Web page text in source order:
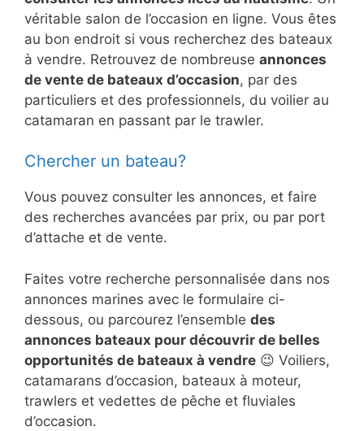
véritable salon de l’occasion en ligne. Vous êtes
au bon endroit si vous recherchez des bateaux
à vendre. Retrouvez de nombreuse annonces
de vente de bateaux d’occasion, par des
particuliers et des professionnels, du voilier au
catamaran en passant par le trawler.
Chercher un bateau?
Vous pouvez consulter les annonces, et faire
des recherches avancées par prix, ou par port
d’attache et de vente.
Faites votre recherche personnalisée dans nos
annonces marines avec le formulaire ci-
dessous, ou parcourez l’ensemble des
annonces bateaux pour découvrir de belles
opportunités de bateaux à vendre 😉 Voiliers,
catamarans d’occasion, bateaux à moteur,
trawlers et vedettes de pêche et fluviales
d’occasion.